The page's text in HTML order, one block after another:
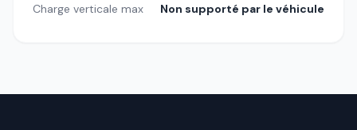
Charge verticale max Non supporté par le véhicule